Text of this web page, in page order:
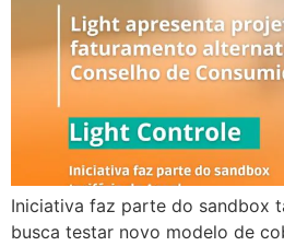
Iniciativa faz parte do sandbox
busca testar novo modelo de